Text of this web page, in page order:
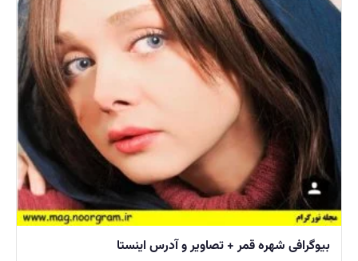
بیوگرافی شهره قمر + تصاویر و آدرس اینستا